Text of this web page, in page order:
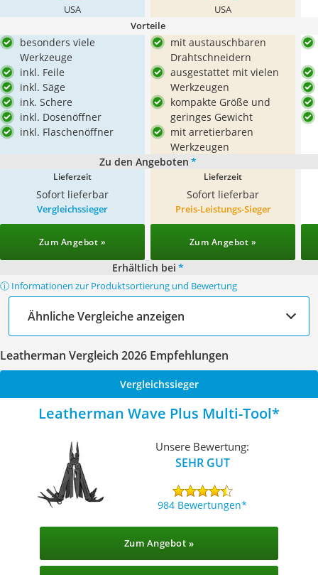
USA USA
Vorteile
besonders viele
Werkzeuge
inkl. Feile
inkl. Säge
ink. Schere
inkl. Dosenöffner
inkl. Flaschenöffner
mit austauschbaren
Drahtschneidern
ausgestattet mit vielen
Werkzeugen
kompakte Größe und
geringes Gewicht
mit arretierbaren
Werkzeugen
Zu den Angeboten *
Lieferzeit
Sofort lieferbar
Lieferzeit
Sofort lieferbar
Vergleichssieger
Zum Angebot »
Preis-Leistungs-Sieger
Zum Angebot »
Erhältlich bei *
ⓘ Informationen zur Produktsortierung und Bewertung
Ähnliche Vergleiche anzeigen
Leatherman Vergleich 2026 Empfehlungen
Vergleichssieger
Leatherman Wave Plus Multi-Tool
Unsere Bewertung:
SEHR GUT
984 Bewertungen
Zum Angebot »